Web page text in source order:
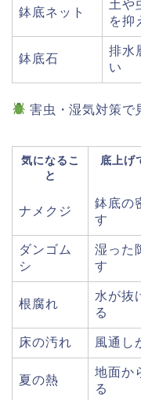
鉢底ネット
土や
を抑
鉢底石
排水
い
害虫・湿気対策で
気になるこ
と
底上げ
ナメクジ
鉢底の
す
ダンゴム
シ
湿った
す
根腐れ
水が抜
る
床の汚れ 風通し
夏の熱
地面か
る